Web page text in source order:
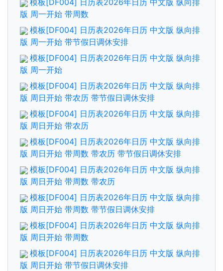
模板[DF004] 日历表2026年日历 中文版 纵向排
版 周一开始 带周数
模板[DF004] 日历表2026年日历 中文版 纵向排
版 周一开始 带节假日调休安排
模板[DF004] 日历表2026年日历 中文版 纵向排
版 周一开始
模板[DF004] 日历表2026年日历 中文版 纵向排
版 周日开始 带农历 带节假日调休安排
模板[DF004] 日历表2026年日历 中文版 纵向排
版 周日开始 带农历
模板[DF004] 日历表2026年日历 中文版 纵向排
版 周日开始 带周数 带农历 带节假日调休安排
模板[DF004] 日历表2026年日历 中文版 纵向排
版 周日开始 带周数 带农历
模板[DF004] 日历表2026年日历 中文版 纵向排
版 周日开始 带周数 带节假日调休安排
模板[DF004] 日历表2026年日历 中文版 纵向排
版 周日开始 带周数
模板[DF004] 日历表2026年日历 中文版 纵向排
版 周日开始 带节假日调休安排